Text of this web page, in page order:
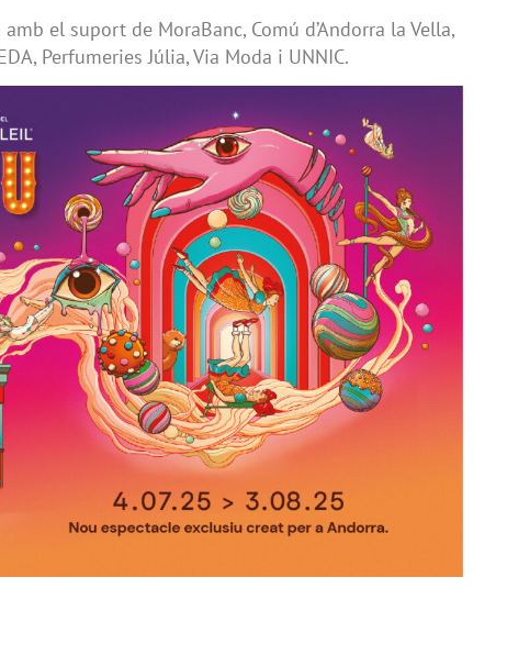
amb el suport de MoraBanc, Comú d’Andorra la Vella,
Perfumeries Júlia, Via Moda i UNNIC.